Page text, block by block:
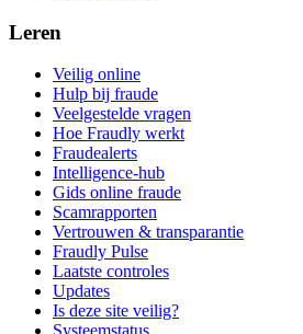
Leren
Veilig online
Hulp bij fraude
Veelgestelde vragen
Hoe Fraudly werkt
Fraudealerts
Intelligence-hub
Gids online fraude
Scamrapporten
Vertrouwen & transparantie
Fraudly Pulse
Laatste controles
Updates
Is deze site veilig?